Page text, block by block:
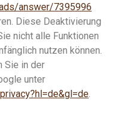
answer/7395996
Diese Deaktivierung
nicht alle Funktionen
nutzen können.
Sie in der
unter